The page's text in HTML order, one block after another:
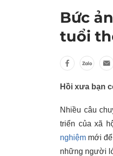
Bức
tuổi
Hồi xưa bạn
Nhiều câu
triển của xã
nghiệm mới
những người